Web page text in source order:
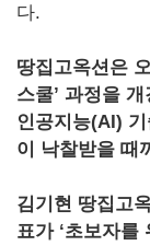
다.
땅집고옥션은
스쿨’ 과정을
인공지능(AI)
이 낙찰받을 때
김기현 땅집고
표가 ‘초보자를